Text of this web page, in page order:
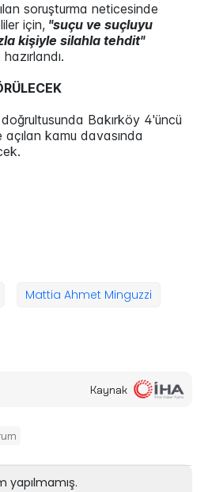
soruşturma neticesinde
için, "suçu ve suçluyu
kişiyle silahla tehdit"
Bakırköy 4'üncü
kamu davasında
Mattia Ahmet Minguzzi
Kaynak
yapılmamış.